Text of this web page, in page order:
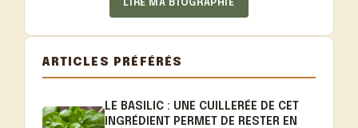
LIRE MA BIOGRAPHIE
ARTICLES PRÉFÉRÉS
LE BASILIC : UNE CUILLERÉE DE CET
INGRÉDIENT PERMET DE RESTER EN